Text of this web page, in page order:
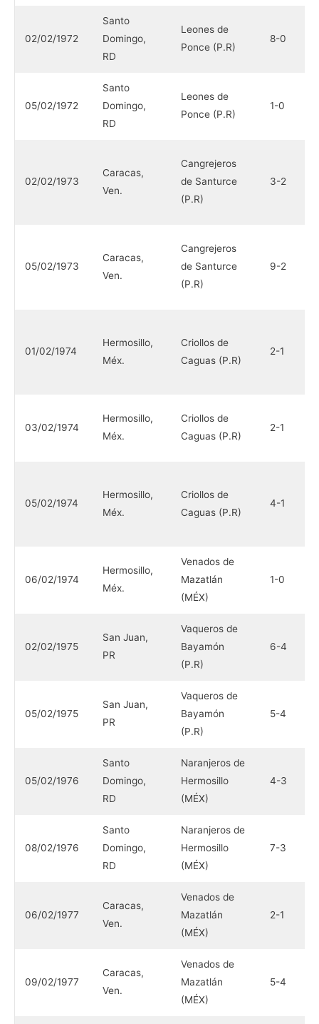
02/02/1972
Santo
Domingo,
RD
Leones de
Ponce (P.R)
8-0
05/02/1972
Santo
Domingo,
RD
Leones de
Ponce (P.R)
1-0
02/02/1973
Caracas,
Ven.
Cangrejeros
de Santurce
(P.R)
3-2
05/02/1973
Caracas,
Ven.
Cangrejeros
de Santurce
(P.R)
9-2
01/02/1974
Hermosillo,
Méx.
Criollos de
Caguas (P.R)
2-1
03/02/1974
Hermosillo,
Méx.
Criollos de
Caguas (P.R)
2-1
05/02/1974
Hermosillo,
Méx.
Criollos de
Caguas (P.R)
4-1
06/02/1974
Hermosillo,
Méx.
Venados de
Mazatlán
(MÉX)
1-0
02/02/1975
San Juan,
PR
Vaqueros de
Bayamón
(P.R)
6-4
05/02/1975
San Juan,
PR
Vaqueros de
Bayamón
(P.R)
5-4
05/02/1976
Santo
Domingo,
RD
Naranjeros de
Hermosillo
(MÉX)
4-3
08/02/1976
Santo
Domingo,
RD
Naranjeros de
Hermosillo
(MÉX)
7-3
06/02/1977
Caracas,
Ven.
Venados de
Mazatlán
(MÉX)
2-1
09/02/1977
Caracas,
Ven.
Venados de
Mazatlán
(MÉX)
5-4